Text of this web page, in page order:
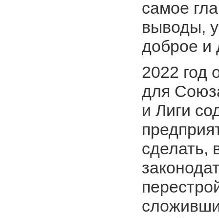
самое
выводы,
доброе и
2022 год
для
и Лиги
сделать,